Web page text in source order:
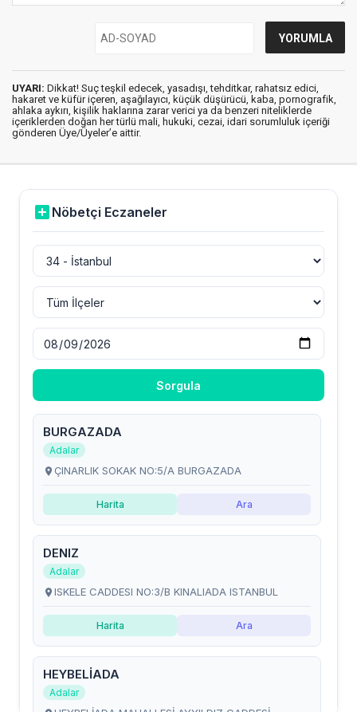
UYARI: Dikkat! Suç teşkil edecek, yasadışı, tehditkar, rahatsız edici,
hakaret ve küfür içeren, aşağılayıcı, küçük düşürücü, kaba, pornografik,
ahlaka aykırı, kişilik haklarına zarar verici ya da benzeri niteliklerde
içeriklerden doğan her türlü mali, hukuki, cezai, idari sorumluluk içeriği
gönderen Üye/Üyeler’e aittir.